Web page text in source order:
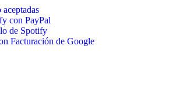
aceptadas
con PayPal
de Spotify
Facturación de Google